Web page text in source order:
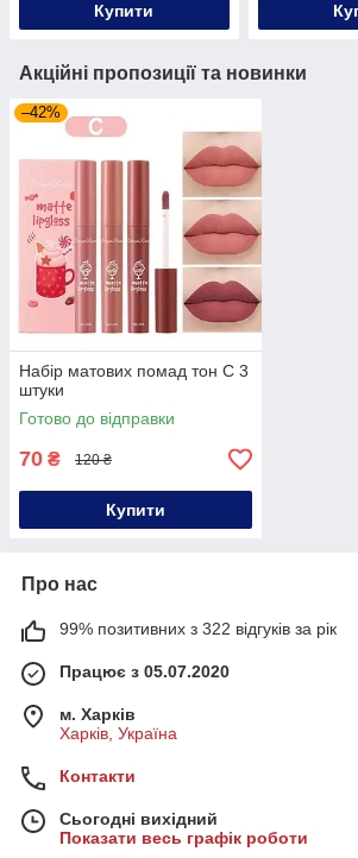
Купити
Акційні пропозиції та новинки
–42%
Набір матових помад тон С 3
штуки
Готово до відправки
70 ₴ 120 ₴
Купити
Про нас
99% позитивних з 322 відгуків за рік
Працює з 05.07.2020
м. Харків
Харків, Україна
Контакти
Сьогодні вихідний
Показати весь графік роботи